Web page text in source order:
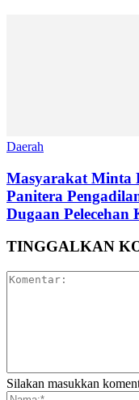
Daerah
Masyarakat Minta
Panitera
Dugaan
TINGGALKAN
Silakan masukkan